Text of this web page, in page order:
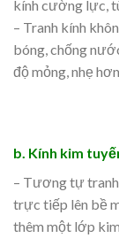
kính cường lực,
– Tranh kính
bóng, chống
độ mỏng, nhẹ
b. Kính kim
– Tương tự
trực tiếp lên bề
thêm một lớp